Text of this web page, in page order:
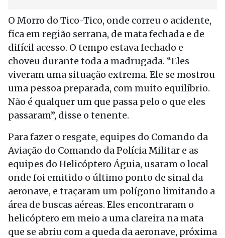
O Morro do Tico-Tico, onde correu o acidente,
fica em região serrana, de mata fechada e de
difícil acesso. O tempo estava fechado e
choveu durante toda a madrugada. “Eles
viveram uma situação extrema. Ele se mostrou
uma pessoa preparada, com muito equilíbrio.
Não é qualquer um que passa pelo o que eles
passaram”, disse o tenente.
Para fazer o resgate, equipes do Comando da
Aviação do Comando da Polícia Militar e as
equipes do Helicóptero Águia, usaram o local
onde foi emitido o último ponto de sinal da
aeronave, e traçaram um polígono limitando a
área de buscas aéreas. Eles encontraram o
helicóptero em meio a uma clareira na mata
que se abriu com a queda da aeronave, próxima